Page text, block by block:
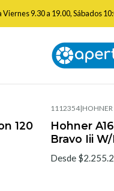
9.30 a 19.00, Sábados
Vientos y Accesorios
120
1112354|HOHNER
Hohner
Bravo Iii
Desde